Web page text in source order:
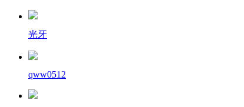
光牙
qww0512